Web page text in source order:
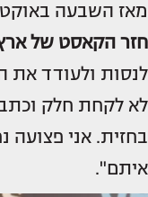
מאז השבעה
חזר הקאסט של
לנסות ולעודד את
לא לקחת חלק
בחזית. אני פצועה
איתם".